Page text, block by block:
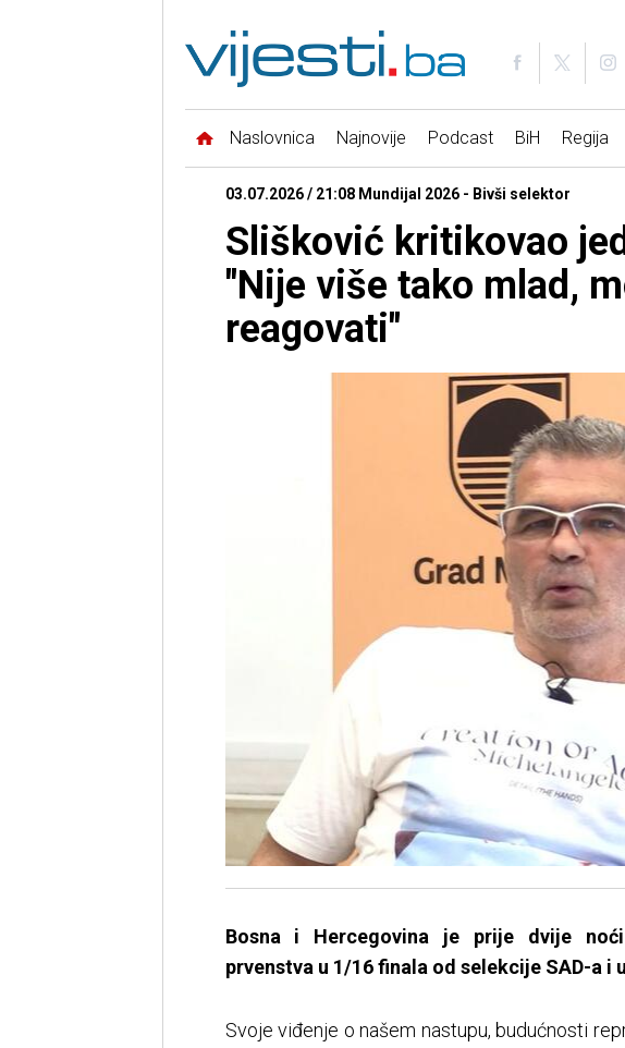
Naslovnica Najnovije Podcast BiH Regija
03.07.2026 / 21:08 Mundijal 2026 - Bivši selektor
Slišković kritikovao
"Nije više tako mlad,
reagovati"
Bosna i Hercegovina je prije dvije
prvenstva u 1/16 finala od selekcije SAD-a i
Svoje viđenje o našem nastupu, budućnosti